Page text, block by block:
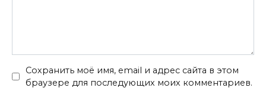
Сохранить моё имя, email и адрес сайта в этом
браузере для последующих моих комментариев.